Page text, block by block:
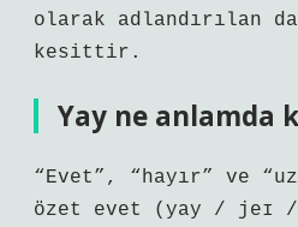
olarak adlandırılan
kesittir.
Yay ne anlamda
“Evet”, “hayır” ve
özet evet (yay / jeɪ